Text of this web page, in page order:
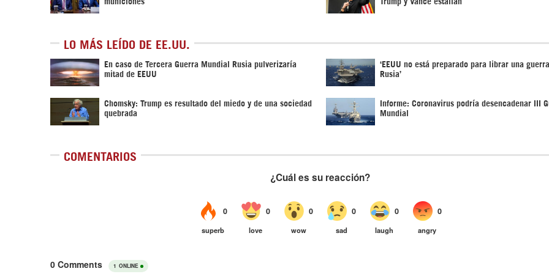
LO MÁS LEÍDO DE EE.UU.
En caso de Tercera Guerra Mundial Rusia pulverizaría
mitad de EEUU
‘EEUU no está preparado para librar una
Rusia’
Chomsky: Trump es resultado del miedo y de una sociedad
quebrada
Informe: Coronavirus podría desencadenar III
Mundial
COMENTARIOS